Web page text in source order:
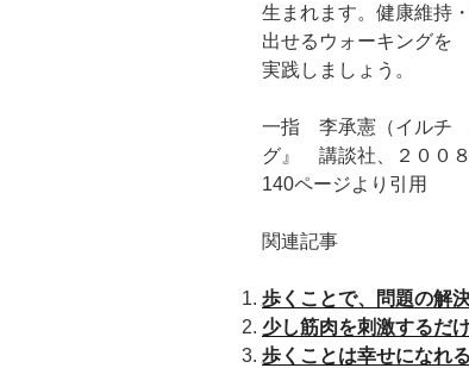
生まれます。健康維持
出せるウォーキングを
実践しましょう。
一指 李承憲（イルチ
グ』 講談社、２００８
140ページより引用
関連記事
歩くことで、問題の解
少し筋肉を刺激するだ
歩くことは幸せになれ